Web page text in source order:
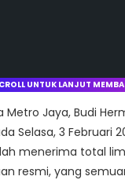
UNTUK LANJUT
Metro Jaya, Budi
Selasa, 3 Februari
menerima total
resmi, yang